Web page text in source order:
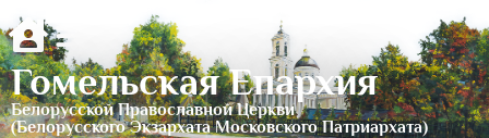
Гомельская Епархия
Белорусской Православной Церкви
(Белорусского Экзархата Московского Патриархата)